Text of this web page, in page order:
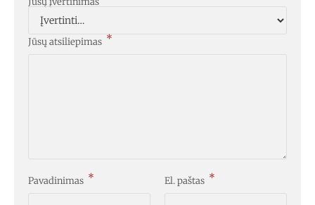
Jūsų atsiliepimas *
Pavadinimas * El. paštas *